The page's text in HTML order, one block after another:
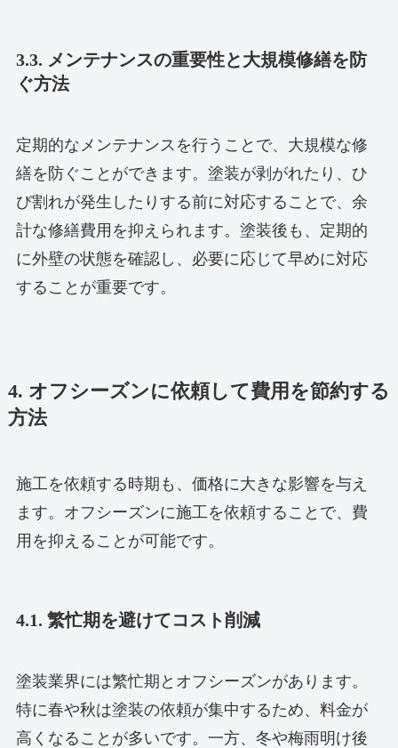
3.3. メンテナンスの重要性と大規模修繕を防
ぐ方法
定期的なメンテナンスを行うことで、大規模な修
繕を防ぐことができます。塗装が剥がれたり、ひ
び割れが発生したりする前に対応することで、余
計な修繕費用を抑えられます。塗装後も、定期的
に外壁の状態を確認し、必要に応じて早めに対応
することが重要です。
4. オフシーズンに依頼して費用を節約する
方法
施工を依頼する時期も、価格に大きな影響を与え
ます。オフシーズンに施工を依頼することで、費
用を抑えることが可能です。
4.1. 繁忙期を避けてコスト削減
塗装業界には繁忙期とオフシーズンがあります。
特に春や秋は塗装の依頼が集中するため、料金が
高くなることが多いです。一方、冬や梅雨明け後